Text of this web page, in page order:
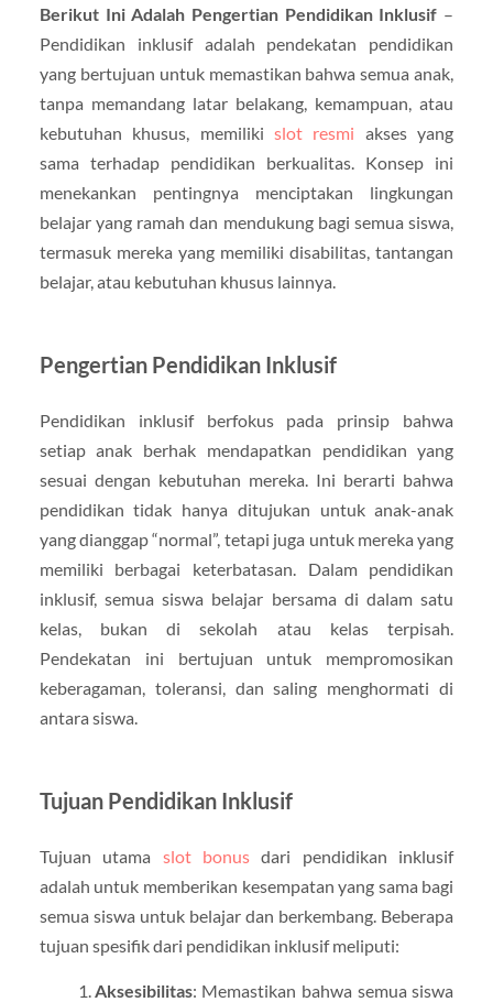
Berikut Ini Adalah Pengertian Pendidikan Inklusif –
Pendidikan inklusif adalah pendekatan pendidikan
yang bertujuan untuk memastikan bahwa semua anak,
tanpa memandang latar belakang, kemampuan, atau
kebutuhan khusus, memiliki slot resmi akses yang
sama terhadap pendidikan berkualitas. Konsep ini
menekankan pentingnya menciptakan lingkungan
belajar yang ramah dan mendukung bagi semua siswa,
termasuk mereka yang memiliki disabilitas, tantangan
belajar, atau kebutuhan khusus lainnya.
Pengertian Pendidikan Inklusif
Pendidikan inklusif berfokus pada prinsip bahwa
setiap anak berhak mendapatkan pendidikan yang
sesuai dengan kebutuhan mereka. Ini berarti bahwa
pendidikan tidak hanya ditujukan untuk anak-anak
yang dianggap “normal”, tetapi juga untuk mereka yang
memiliki berbagai keterbatasan. Dalam pendidikan
inklusif, semua siswa belajar bersama di dalam satu
kelas, bukan di sekolah atau kelas terpisah.
Pendekatan ini bertujuan untuk mempromosikan
keberagaman, toleransi, dan saling menghormati di
antara siswa.
Tujuan Pendidikan Inklusif
Tujuan utama slot bonusdari pendidikan inklusif
adalah untuk memberikan kesempatan yang sama bagi
semua siswa untuk belajar dan berkembang. Beberapa
tujuan spesifik dari pendidikan inklusif meliputi:
Aksesibilitas: Memastikan bahwa semua siswa